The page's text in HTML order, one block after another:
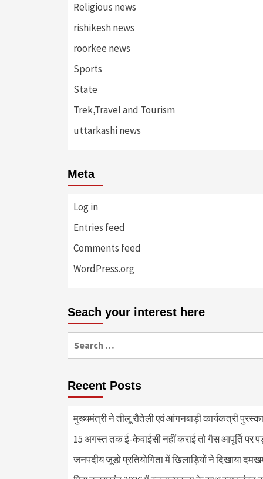
Religious news
rishikesh news
roorkee news
Sports
State
Trek,Travel and Tourism
uttarkashi news
Meta
Log in
Entries feed
Comments feed
WordPress.org
Seach your interest here
Recent Posts
मुख्यमंत्री ने तीलू रौतेली एवं आंगनबाड़ी कार्यकत्री
15 अगस्त तक ई-केवाईसी नहीं कराई तो गैस आपूर्ति पर
जनपदीय जूडो प्रतियोगिता में खिलाड़ियों ने दिखाया